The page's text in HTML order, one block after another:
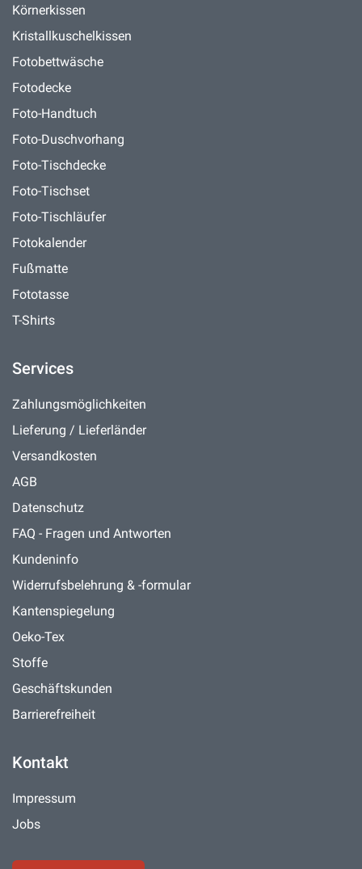
Körnerkissen
Kristallkuschelkissen
Fotobettwäsche
Fotodecke
Foto-Handtuch
Foto-Duschvorhang
Foto-Tischdecke
Foto-Tischset
Foto-Tischläufer
Fotokalender
Fußmatte
Fototasse
T-Shirts
Services
Zahlungsmöglichkeiten
Lieferung / Lieferländer
Versandkosten
AGB
Datenschutz
FAQ - Fragen und Antworten
Kundeninfo
Widerrufsbelehrung & -formular
Kantenspiegelung
Oeko-Tex
Stoffe
Geschäftskunden
Barrierefreiheit
Kontakt
Impressum
Jobs